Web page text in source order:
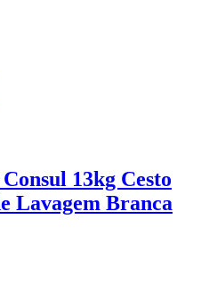
13kg Cesto
Lavagem Branca